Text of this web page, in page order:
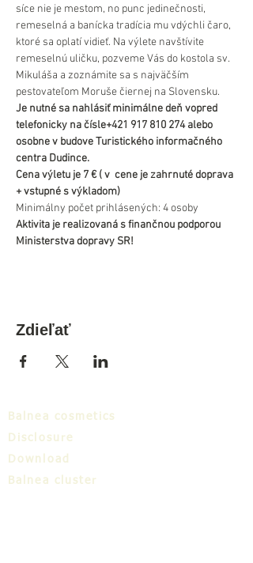
síce nie je mestom, no punc jedinečnosti,
remeselná a banícka tradícia mu vdýchli čaro,
ktoré sa oplatí vidieť. Na výlete navštívite
remeselnú uličku, pozveme Vás do kostola sv.
Mikuláša a zoznámite sa s najväčším
pestovateľom Moruše čiernej na Slovensku.
Je nutné sa nahlásiť minimálne deň vopred
telefonicky na čísle+421 917 810 274 alebo
osobne v budove Turistického informačného
centra Dudince.
Cena výletu je 7 € ( v  cene je zahrnuté doprava
+ vstupné s výkladom)
Minimálny počet prihlásených: 4 osoby
Aktivita je realizovaná s finančnou podporou
Ministerstva dopravy SR!
Zdieľať
Balnea cosmetics
Disclosure
Download
Balnea cluster